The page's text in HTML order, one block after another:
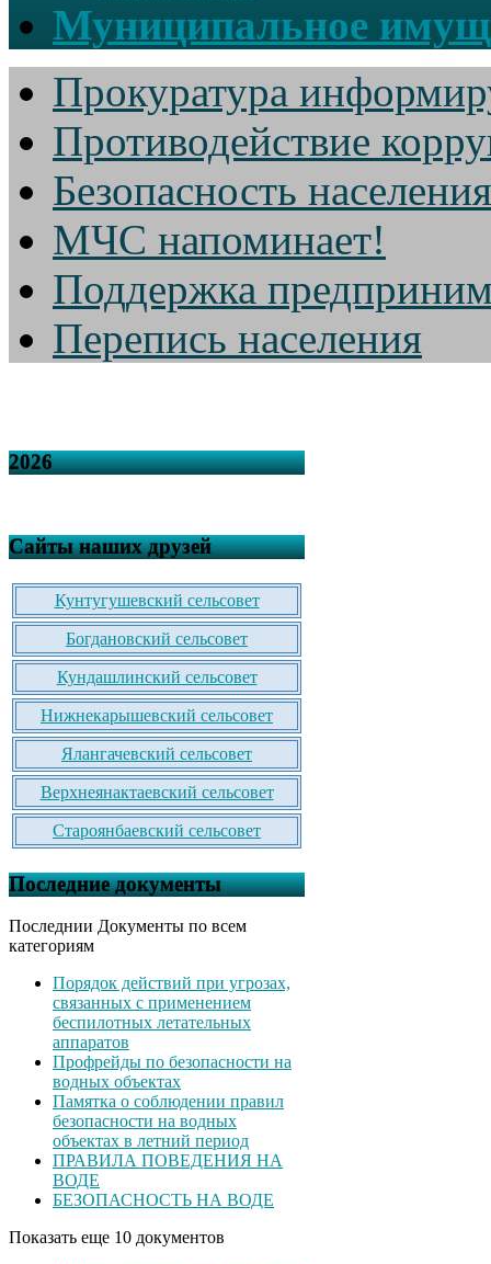
Муниципальное
Прокуратура
Противодействие
Безопасность населения
МЧС напоминает!
Поддержка
Перепись населения
2026
Сайты наших друзей
Кунтугушевский сельсовет
Богдановский сельсовет
Кундашлинский сельсовет
Нижнекарышевский сельсовет
Ялангачевский сельсовет
Верхнеянактаевский сельсовет
Староянбаевский сельсовет
Последние документы
Последнии Документы по всем
категориям
Порядок действий при угрозах,
связанных с применением
беспилотных летательных
аппаратов
Профрейды по безопасности на
водных объектах
Памятка о соблюдении правил
безопасности на водных
объектах в летний период
ПРАВИЛА ПОВЕДЕНИЯ НА
ВОДЕ
БЕЗОПАСНОСТЬ НА ВОДЕ
Показать еще 10 документов